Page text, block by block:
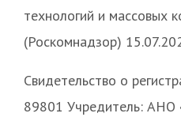
технологий и массовых
(Роскомнадзор)
Свидетельство о
89801 Учредитель: АНО